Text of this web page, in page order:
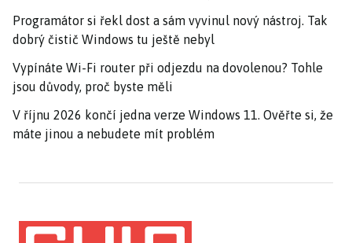
Programátor si řekl dost a sám vyvinul nový nástroj. Tak
dobrý čistič Windows tu ještě nebyl
Vypínáte Wi-Fi router při odjezdu na dovolenou? Tohle
jsou důvody, proč byste měli
V říjnu 2026 končí jedna verze Windows 11. Ověřte si, že
máte jinou a nebudete mít problém